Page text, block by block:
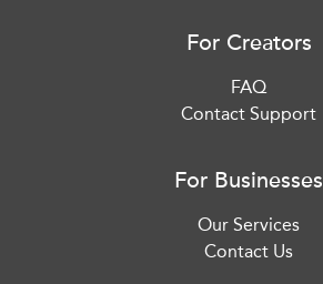
For Creators
FAQ
Contact Support
For Businesses
Our Services
Contact Us